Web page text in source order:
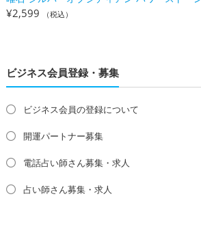
¥2,599 （税込）
ビジネス会員登録・募集
ビジネス会員の登録について
開運パートナー募集
電話占い師さん募集・求人
占い師さん募集・求人